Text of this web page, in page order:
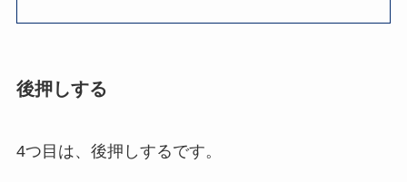
後押しする
4つ目は、後押しするです。